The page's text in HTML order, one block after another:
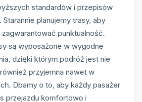
standardów i przepisów
planujemy trasy, aby
punktualność.
są wyposażone w wygodne
dzięki którym podróż jest nie
przyjemna nawet w
Dbamy o to, aby każdy pasażer
przejazdu komfortowo i